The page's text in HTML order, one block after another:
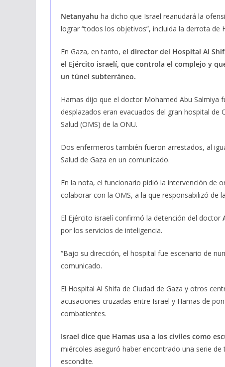
Netanyahu ha dicho que Israel reanudará la
lograr “todos los objetivos”, incluida la derrota de
En Gaza, en tanto, el director del Hospital Al
el Ejército israelí, que controla el complejo y
un túnel subterráneo.
Hamas dijo que el doctor Mohamed Abu Salmiya
desplazados eran evacuados del gran hospital de
Salud (OMS) de la ONU.
Dos enfermeros también fueron arrestados, al
Salud de Gaza en un comunicado.
En la nota, el funcionario pidió la intervención de
colaborar con la OMS, a la que responsabilizó de
El Ejército israelí confirmó la detención del doctor
por los servicios de inteligencia.
“Bajo su dirección, el hospital fue escenario de
comunicado.
El Hospital Al Shifa de Ciudad de Gaza y otros
acusaciones cruzadas entre Israel y Hamas de
combatientes.
Israel dice que Hamas usa a los civiles como
miércoles aseguró haber encontrado una serie
escondite.